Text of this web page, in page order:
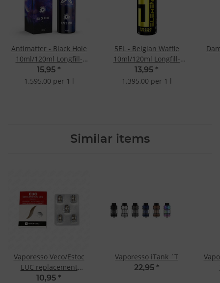
Antimatter - Black Hole
10ml/120ml Longfill-
Aroma
15,95 *
1.595,00 per 1 l
5EL - Belgian Waffle
10ml/120ml Longfill-
Aroma
13,95 *
1.395,00 per 1 l
Similar items
Vaporesso Veco/Estoc
EUC replacement
ceramic coil
10,95 *
Vaporesso iTank ´T
22,95 *